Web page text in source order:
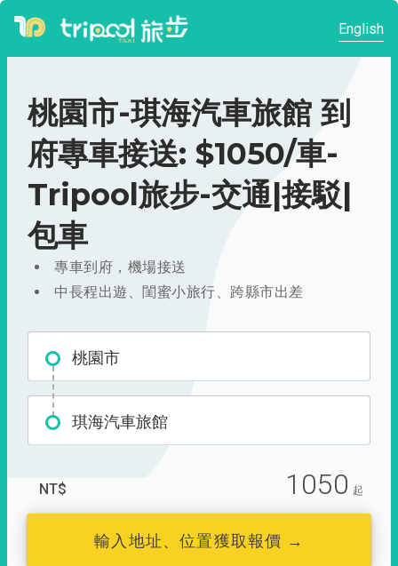
English
桃園市-琪海汽車旅館 到
府專車接送: $1050/車-
Tripool旅步-交通|接駁|
包車
專車到府，機場接送
中長程出遊、閨蜜小旅行、跨縣市出差
桃園市
琪海汽車旅館
NT$ 1050 起
輸入地址、位置獲取報價 →